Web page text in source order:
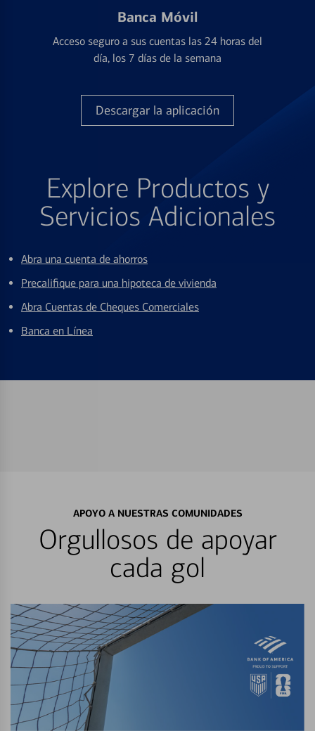
Banca Móvil
Acceso seguro a sus cuentas las 24 horas del
día, los 7 días de la semana
Descargar la aplicación
Explore Productos y
Servicios Adicionales
Abra una cuenta de ahorros
Precalifique para una hipoteca de vivienda
Abra Cuentas de Cheques Comerciales
Banca en Línea
APOYO A NUESTRAS COMUNIDADES
Orgullosos de apoyar
cada gol